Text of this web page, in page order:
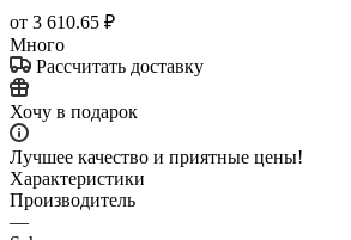
от 3 610.65 ₽
Много
Рассчитать доставку
Хочу в подарок
Лучшее качество и приятные цены!
Характеристики
Производитель
—